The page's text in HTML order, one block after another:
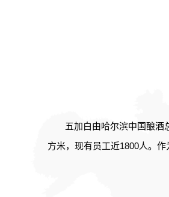
五加白由哈尔滨中国酿酒总
方米，现有员工近1800人。